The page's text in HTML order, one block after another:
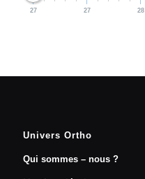
27 27 28
Univers Ortho
Qui sommes – nous ?